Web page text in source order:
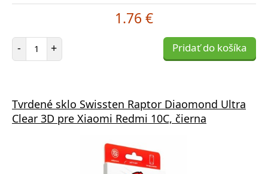
1.76 €
- Počet položiek
+ Pridať do košíka
Tvrdené sklo Swissten Raptor Diaomond Ultra
Clear 3D pre Xiaomi Redmi 10C, čierna